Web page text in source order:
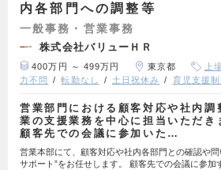
内各部門への調整等
一般事務・営業事務
株式会社バリューＨＲ
400万円 ～ 499万円 東京都 上
力不問
転勤なし 土日祝休み 育児支援制
営業部門における顧客対応や社内調
業の支援業務を中心に担当いただき
顧客先での会議に参加いた…
営業本部にて、顧客対応や社内各部門との確認や
サポート”をお任せします。 顧客先での会議に参加